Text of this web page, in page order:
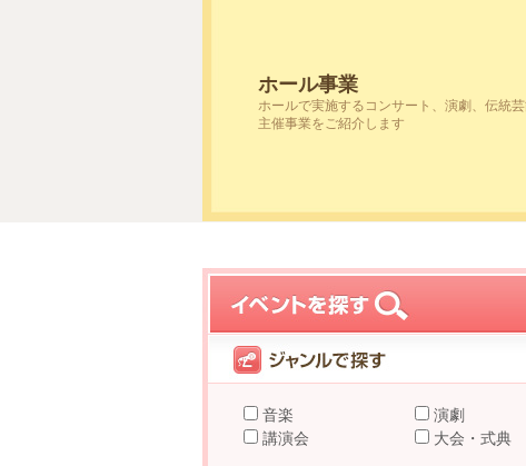
ホール事業
ホールで実施するコンサート、演劇、伝統
主催事業をご紹介します
音楽 演劇
講演会
大会・式典